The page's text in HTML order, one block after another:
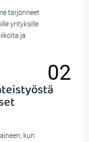
tarjonneet
yrityksille
ja
kun
02